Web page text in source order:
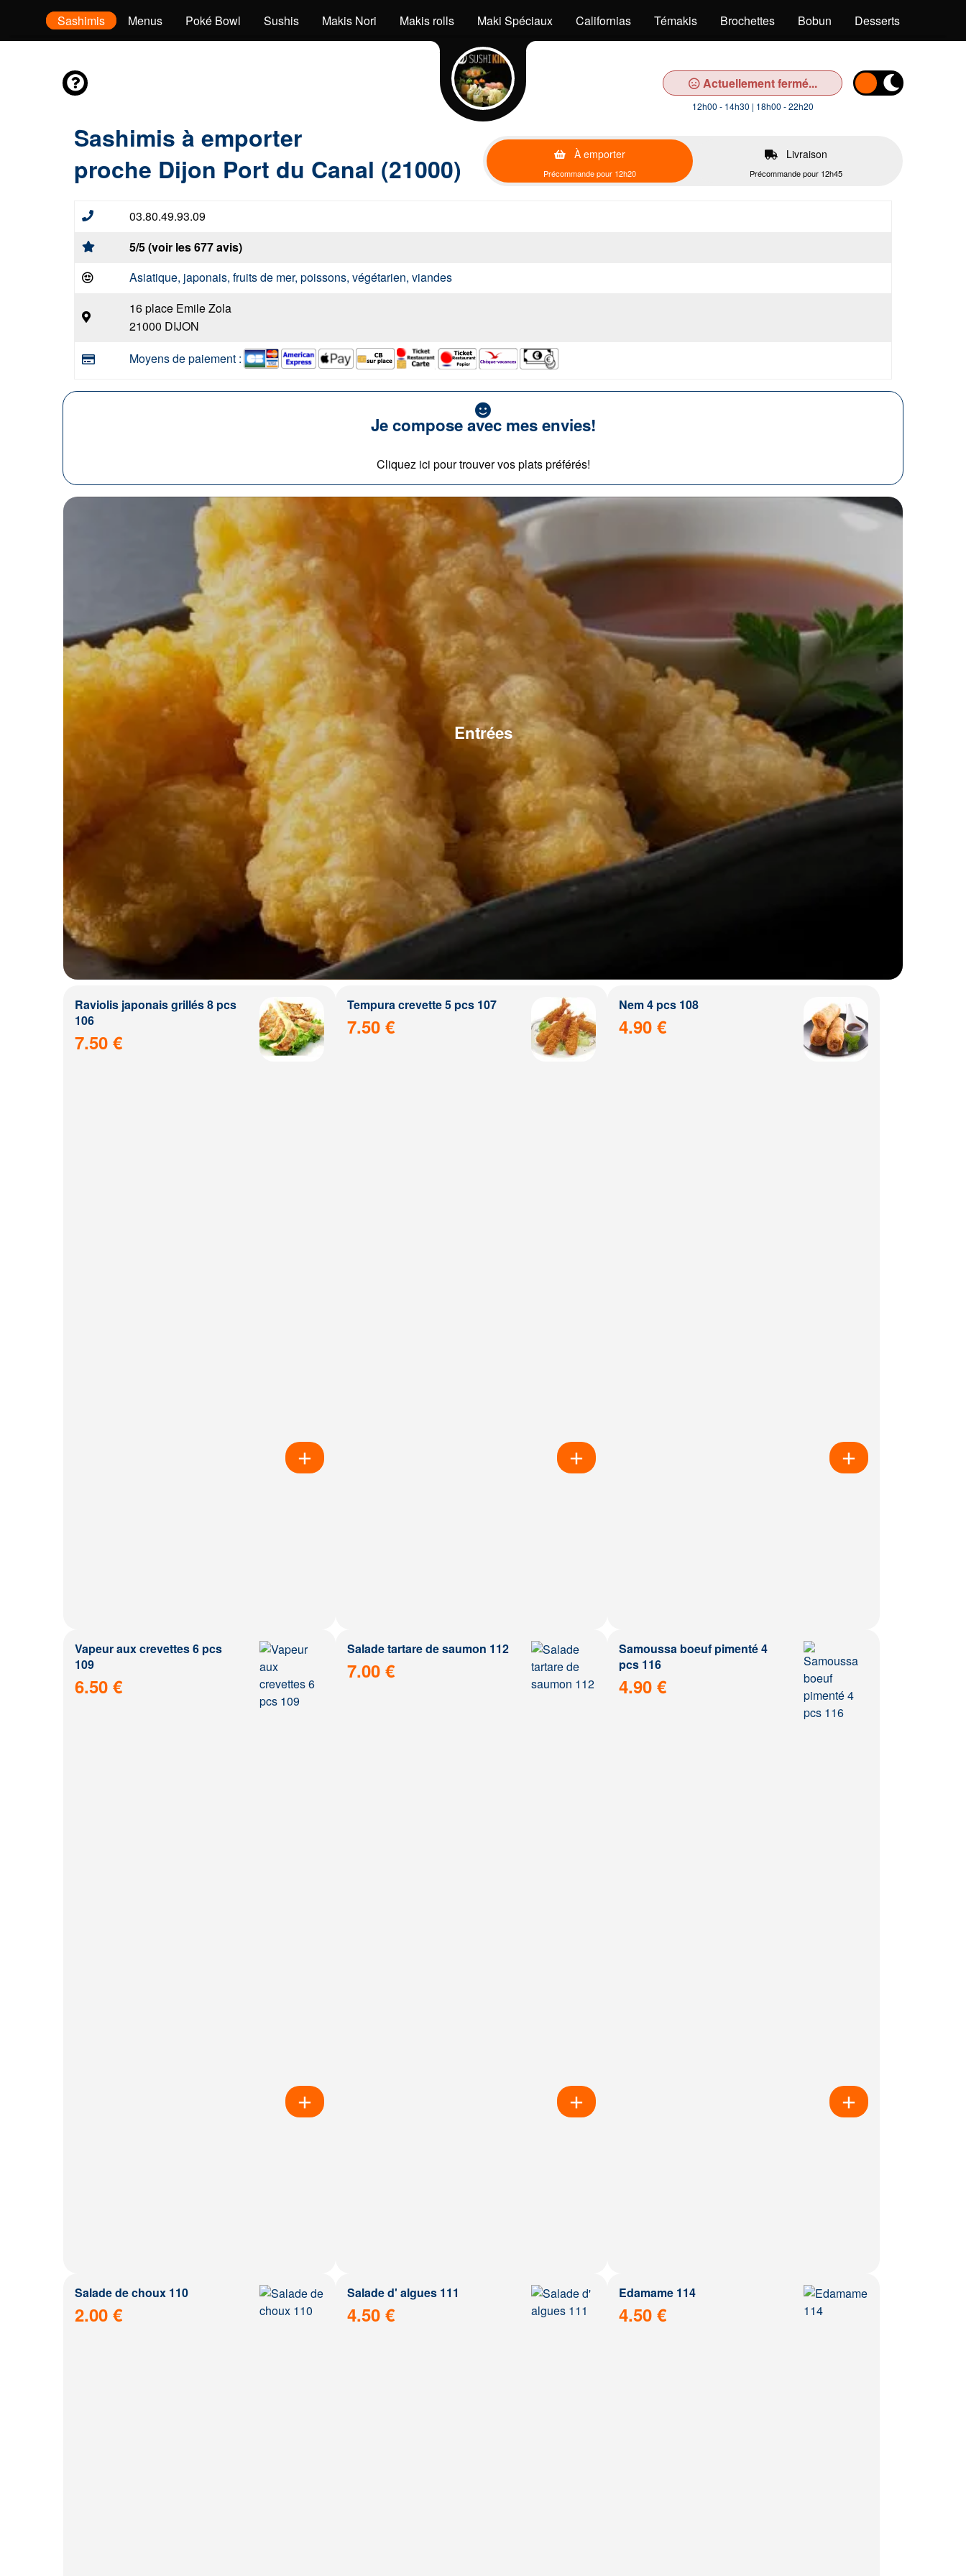
Sashimis Menus Poké Bowl Sushis Makis Nori Makis rolls Maki Spéciaux Californias Témakis Brochettes Bobun Desserts
Actuellement fermé...
12h00 - 14h30 | 18h00 - 22h20
Sashimis à emporter
proche Dijon Port du Canal (21000)
À emporter
Précommande pour 12h20
Livraison
Précommande pour 12h45
03.80.49.93.09
5/5 (voir les 677 avis)
Asiatique, japonais, fruits de mer, poissons, végétarien, viandes
16 place Emile Zola
21000 DIJON
Moyens de paiement :
Je compose avec mes envies!
Cliquez ici pour trouver vos plats préférés!
Entrées
Raviolis japonais grillés 8 pcs
106
7.50 €
Tempura crevette 5 pcs 107
7.50 €
Nem 4 pcs 108
4.90 €
Vapeur aux crevettes 6 pcs
109
6.50 €
Salade tartare de saumon 112
7.00 €
Samoussa boeuf pimenté 4
pcs 116
4.90 €
Salade de choux 110
2.00 €
Salade d' algues 111
4.50 €
Edamame 114
4.50 €